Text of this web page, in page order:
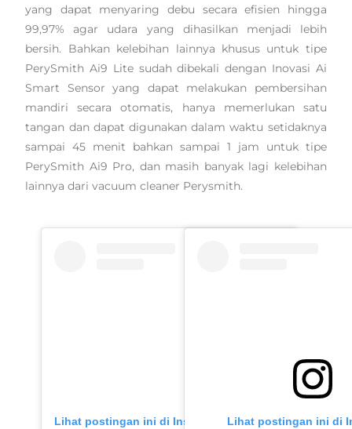
yang dapat menyaring debu secara efisien hingga
99,97% agar udara yang dihasilkan menjadi lebih
bersih. Bahkan kelebihan lainnya khusus untuk tipe
PerySmith Ai9 Lite sudah dibekali dengan Inovasi Ai
Smart Sensor yang dapat melakukan pembersihan
mandiri secara otomatis, hanya memerlukan satu
tangan dan dapat digunakan dalam waktu setidaknya
sampai 45 menit bahkan sampai 1 jam untuk tipe
PerySmith Ai9 Pro, dan masih banyak lagi kelebihan
lainnya dari vacuum cleaner Perysmith.
Lihat postingan ini di Instagram Lihat postingan ini di